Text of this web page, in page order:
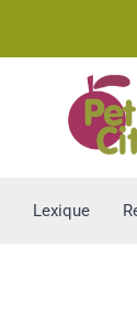
Lexique